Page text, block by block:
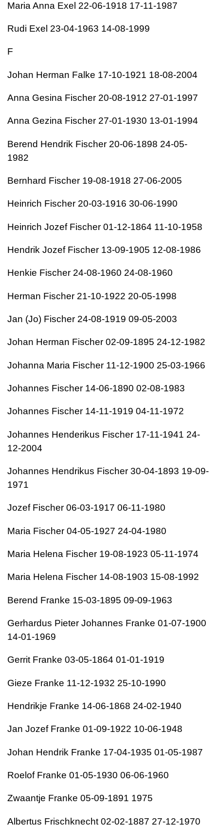
Maria Anna Exel 22-06-1918 17-11-1987
Rudi Exel 23-04-1963 14-08-1999
F
Johan Herman Falke 17-10-1921 18-08-2004
Anna Gesina Fischer 20-08-1912 27-01-1997
Anna Gezina Fischer 27-01-1930 13-01-1994
Berend Hendrik Fischer 20-06-1898 24-05-
1982
Bernhard Fischer 19-08-1918 27-06-2005
Heinrich Fischer 20-03-1916 30-06-1990
Heinrich Jozef Fischer 01-12-1864 11-10-1958
Hendrik Jozef Fischer 13-09-1905 12-08-1986
Henkie Fischer 24-08-1960 24-08-1960
Herman Fischer 21-10-1922 20-05-1998
Jan (Jo) Fischer 24-08-1919 09-05-2003
Johan Herman Fischer 02-09-1895 24-12-1982
Johanna Maria Fischer 11-12-1900 25-03-1966
Johannes Fischer 14-06-1890 02-08-1983
Johannes Fischer 14-11-1919 04-11-1972
Johannes Henderikus Fischer 17-11-1941 24-
12-2004
Johannes Hendrikus Fischer 30-04-1893 19-09-
1971
Jozef Fischer 06-03-1917 06-11-1980
Maria Fischer 04-05-1927 24-04-1980
Maria Helena Fischer 19-08-1923 05-11-1974
Maria Helena Fischer 14-08-1903 15-08-1992
Berend Franke 15-03-1895 09-09-1963
Gerhardus Pieter Johannes Franke 01-07-1900
14-01-1969
Gerrit Franke 03-05-1864 01-01-1919
Gieze Franke 11-12-1932 25-10-1990
Hendrikje Franke 14-06-1868 24-02-1940
Jan Jozef Franke 01-09-1922 10-06-1948
Johan Hendrik Franke 17-04-1935 01-05-1987
Roelof Franke 01-05-1930 06-06-1960
Zwaantje Franke 05-09-1891 1975
Albertus Frischknecht 02-02-1887 27-12-1970